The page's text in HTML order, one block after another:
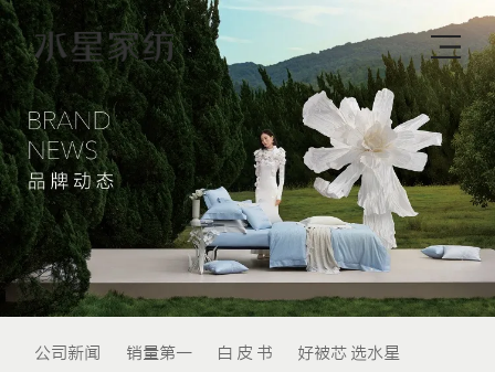
公司新闻 销量第一 白 皮 书 好被芯 选水星